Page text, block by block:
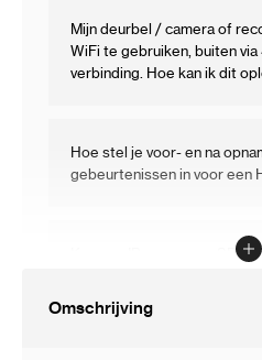
Mijn deurbel / camera of
WiFi te gebruiken, buiten
verbinding. Hoe kan ik dit
Hoe stel je voor- en na
gebeurtenissen in voor een
Kan een IP camera op SD
Omschrijving